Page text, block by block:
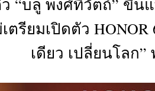
&
EVENT
“บลู พงศ์ทิวัตถ์” ขึ้นแ
ตรียมเปิดตัว
เดียว เปลี่ยนโลก